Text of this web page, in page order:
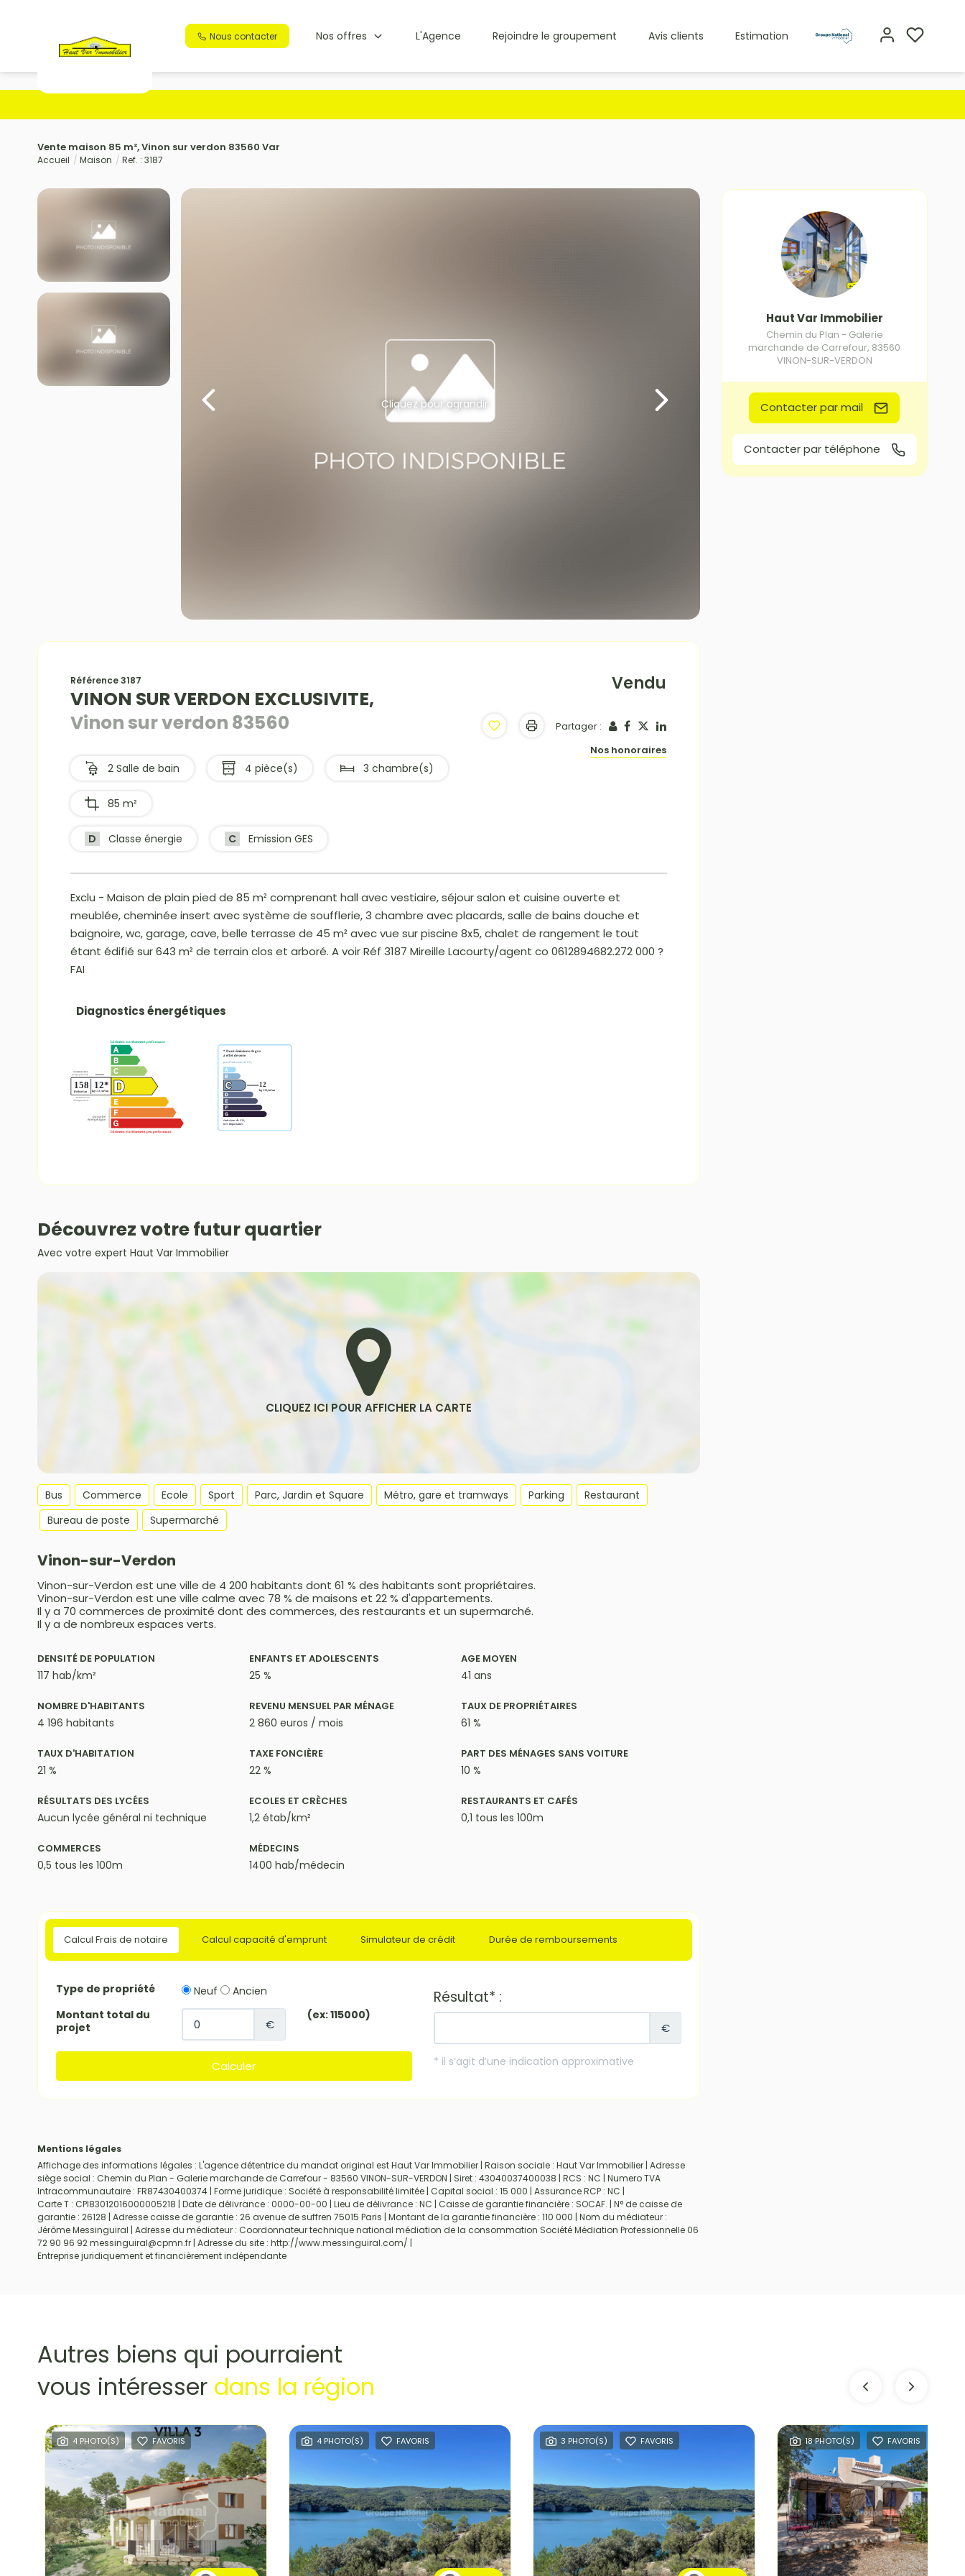
Nous contacter Nos offres L'Agence Rejoindre le groupement Avis clients Estimation
Vente maison 85 m², Vinon sur verdon 83560 Var
Accueil Maison Ref. : 3187
Cliquez pour agrandir
Référence 3187
VINON SUR VERDON EXCLUSIVITE,
Vinon sur verdon 83560
2 Salle de bain 4 pièce(s) 3 chambre(s)
85 m²
D Classe énergie C Emission GES
Vendu
Partager :
Nos honoraires
Exclu - Maison de plain pied de 85 m² comprenant hall avec vestiaire, séjour salon et cuisine ouverte et
meublée, cheminée insert avec système de soufflerie, 3 chambre avec placards, salle de bains douche et
baignoire, wc, garage, cave, belle terrasse de 45 m² avec vue sur piscine 8x5, chalet de rangement le tout
étant édifié sur 643 m² de terrain clos et arboré. A voir Réf 3187 Mireille Lacourty/agent co 0612894682.272 000 ?
FAI
Diagnostics énergétiques
Découvrez votre futur quartier
Avec votre expert Haut Var Immobilier
Bus Commerce Ecole Sport Parc, Jardin et Square Métro, gare et tramways Parking
Restaurant
Bureau de poste
Supermarché
Vinon-sur-Verdon
Vinon-sur-Verdon est une ville de 4 200 habitants dont 61 % des habitants sont propriétaires.
Vinon-sur-Verdon est une ville calme avec 78 % de maisons et 22 % d'appartements.
Il y a 70 commerces de proximité dont des commerces, des restaurants et un supermarché.
Il y a de nombreux espaces verts.
DENSITÉ DE POPULATION
117 hab/km²
ENFANTS ET ADOLESCENTS
25 %
AGE MOYEN
41 ans
NOMBRE D'HABITANTS
4 196 habitants
REVENU MENSUEL PAR MÉNAGE
2 860 euros / mois
TAUX DE PROPRIÉTAIRES
61 %
TAUX D'HABITATION
21 %
TAXE FONCIÈRE
22 %
PART DES MÉNAGES SANS VOITURE
10 %
RÉSULTATS DES LYCÉES
Aucun lycée général ni technique
ECOLES ET CRÈCHES
1,2 étab/km²
RESTAURANTS ET CAFÉS
0,1 tous les 100m
COMMERCES
0,5 tous les 100m
MÉDECINS
1400 hab/médecin
Calcul Frais de notaire Calcul capacité d'emprunt Simulateur de crédit Durée de remboursements
Haut Var Immobilier
Chemin du Plan - Galerie
marchande de Carrefour, 83560
VINON-SUR-VERDON
Contacter par mail
Contacter par téléphone
Mentions légales
Affichage des informations légales : L'agence détentrice du mandat original est Haut Var Immobilier | Raison sociale : Haut Var Immobilier | Adresse
siège social : Chemin du Plan - Galerie marchande de Carrefour - 83560 VINON-SUR-VERDON | Siret : 43040037400038 | RCS : NC | Numero TVA
Intracommunautaire : FR87430400374 | Forme juridique : Société à responsabilité limitée | Capital social : 15 000 | Assurance RCP : NC |
Carte T : CPI83012016000005218 | Date de délivrance : 0000-00-00 | Lieu de délivrance : NC | Caisse de garantie financière : SOCAF. | N° de caisse de
garantie : 26128 | Adresse caisse de garantie : 26 avenue de suffren 75015 Paris | Montant de la garantie financière : 110 000 | Nom du médiateur :
Jérôme Messinguiral | Adresse du médiateur : Coordonnateur technique national médiation de la consommation Société Médiation Professionnelle 06
72 90 96 92 messinguiral@cpmn.fr | Adresse du site : http://www.messinguiral.com/
Entreprise juridiquement et financièrement indépendante
Autres biens qui pourraient
vous intéresser dans la région
4 PHOTO(S) FAVORIS 4 PHOTO(S) FAVORIS 3 PHOTO(S) FAVORIS 18 PHOTO(S) FAVORIS